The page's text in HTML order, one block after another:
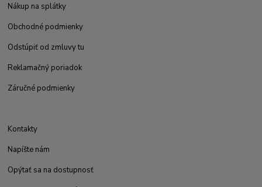
Nákup na splátky
Obchodné podmienky
Odstúpiť od zmluvy tu
Reklamačný poriadok
Záručné podmienky
Kontakty
Napíšte nám
Opýtať sa na dostupnosť